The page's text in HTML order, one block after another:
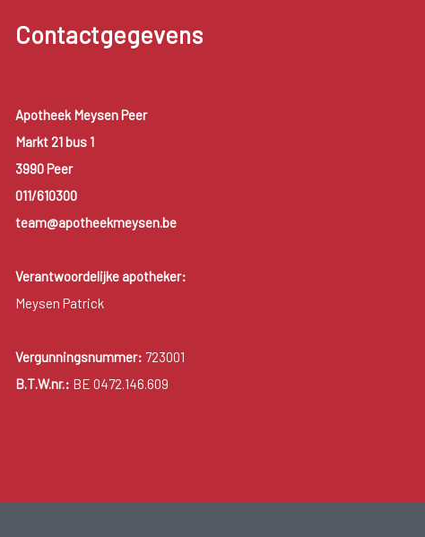
Contactgegevens
Apotheek Meysen Peer
Markt 21 bus 1
3990 Peer
011/610300
team@apotheekmeysen.be
Verantwoordelijke apotheker:
Meysen Patrick
Vergunningsnummer: 723001
B.T.W.nr.: BE 0472.146.609